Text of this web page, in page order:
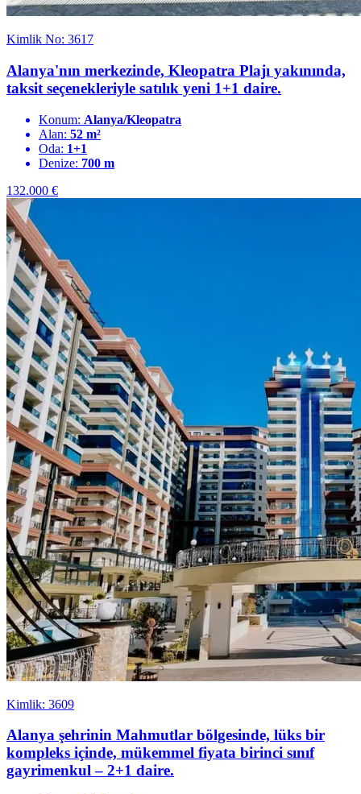
Kimlik No: 3617
Alanya'nın merkezinde, Kleopatra Plajı yakınında,
taksit seçenekleriyle satılık yeni 1+1 daire.
Konum: Alanya/Kleopatra
Alan: 52 m²
Oda: 1+1
Denize: 700 m
132.000 €
Kimlik: 3609
Alanya şehrinin Mahmutlar bölgesinde, lüks bir
kompleks içinde, mükemmel fiyata birinci sınıf
gayrimenkul – 2+1 daire.